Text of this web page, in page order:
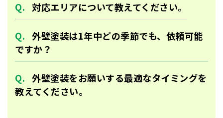
対応エリアについて教えてください。
外壁塗装は1年中どの季節でも、依頼可能
ですか？
外壁塗装をお願いする最適なタイミングを
教えてください。